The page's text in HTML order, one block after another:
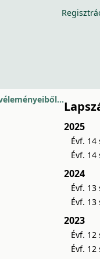
Részletek Szabó Ildikó nagydoktori dolgozatának téziseiből, opponensi véleményeiből és a válaszából
2025
Évf. 14
Évf. 14
2024
Évf. 13
Évf. 13
2023
Évf. 12
Évf. 12